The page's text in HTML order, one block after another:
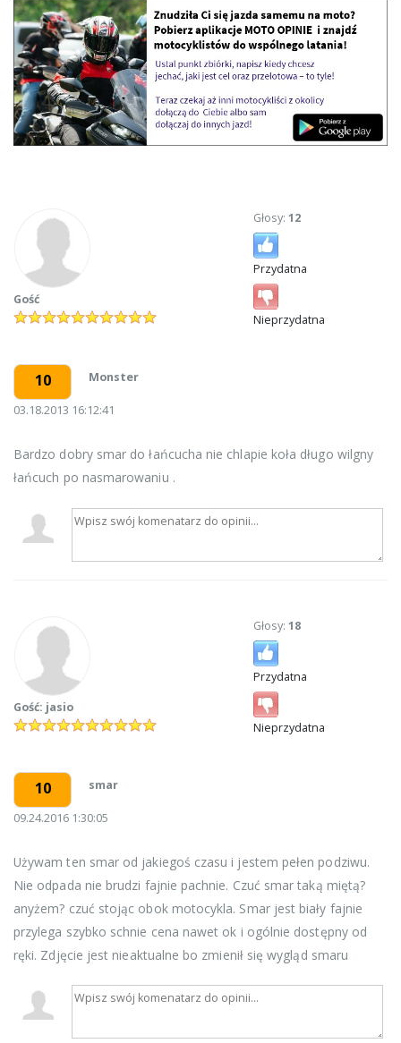
Gość
Głosy: 12
Przydatna
Nieprzydatna
10 Monster
03.18.2013 16:12:41
Bardzo dobry smar do łańcucha nie chlapie koła długo wilgny
łańcuch po nasmarowaniu .
Gość: jasio
Głosy: 18
Przydatna
Nieprzydatna
10 smar
09.24.2016 1:30:05
Używam ten smar od jakiegoś czasu i jestem pełen podziwu.
Nie odpada nie brudzi fajnie pachnie. Czuć smar taką miętą?
anyżem? czuć stojąc obok motocykla. Smar jest biały fajnie
przylega szybko schnie cena nawet ok i ogólnie dostępny od
ręki. Zdjęcie jest nieaktualne bo zmienił się wygląd smaru